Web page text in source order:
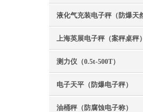
上海英展电子秤（案秤桌秤）
测力仪（0.5t-500T）
电子天平（防爆电子秤）
油桶秤（防腐蚀电子称）